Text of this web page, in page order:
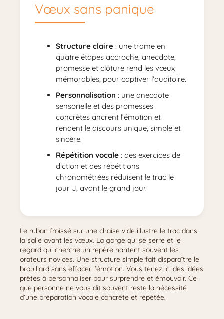
Vœux sans panique
Structure claire : une trame en
quatre étapes accroche, anecdote,
promesse et clôture rend les vœux
mémorables, pour captiver l’auditoire.
Personnalisation : une anecdote
sensorielle et des promesses
concrètes ancrent l’émotion et
rendent le discours unique, simple et
sincère.
Répétition vocale : des exercices de
diction et des répétitions
chronométrées réduisent le trac le
jour J, avant le grand jour.
Le ruban froissé sur une chaise vide illustre le trac dans
la salle avant les vœux. La gorge qui se serre et le
regard qui cherche un repère hantent souvent les
orateurs novices. Une structure simple fait disparaître le
brouillard sans effacer l’émotion. Vous tenez ici des idées
prêtes à personnaliser pour surprendre et émouvoir. Ce
que personne ne vous dit souvent reste la nécessité
d’une préparation vocale concrète et répétée.